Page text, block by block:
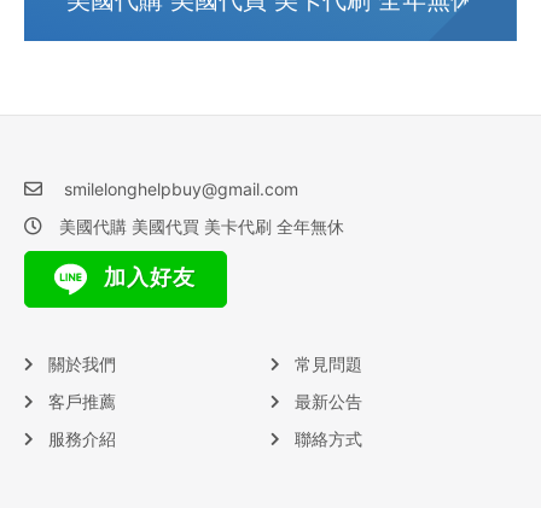
smilelonghelpbuy@gmail.com
美國代購 美國代買 美卡代刷 全年無休
加入好友
關於我們
客戶推薦
服務介紹
常見問題
最新公告
聯絡方式